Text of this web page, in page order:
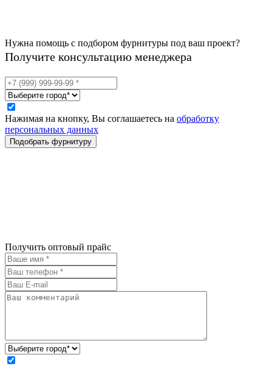
Нужна помощь с подбором фурнитуры под ваш проект?
Получите консультацию менеджера
Нажимая на кнопку, Вы соглашаетесь на обработку
персональных данных
Получить оптовый прайс